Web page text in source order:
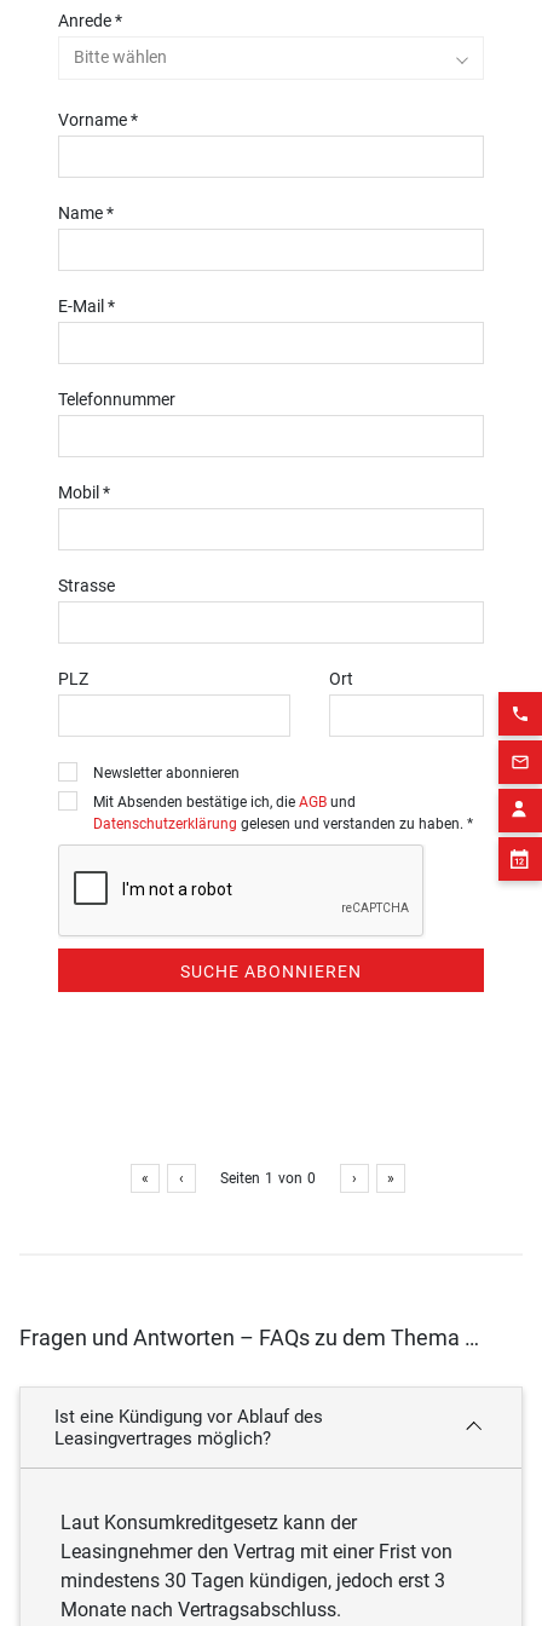
phone
mail_outline
FAQs zu diesem Thema finden sie hier
Anrede *
Bitte wählen
Vorname *
Name *
E-Mail *
Telefonnummer
Mobil *
Strasse
PLZ Ort
Newsletter abonnieren
Mit Absenden bestätige ich, die AGB und
Datenschutzerklärung gelesen und verstanden zu haben. *
SUCHE ABONNIEREN
« ‹ Seiten 1 von 0 › »
Fragen und Antworten – FAQs zu dem Thema …
Ist eine Kündigung vor Ablauf des
Leasingvertrages möglich?
Laut Konsumkreditgesetz kann der
Leasingnehmer den Vertrag mit einer Frist von
mindestens 30 Tagen kündigen, jedoch erst 3
Monate nach Vertragsabschluss.